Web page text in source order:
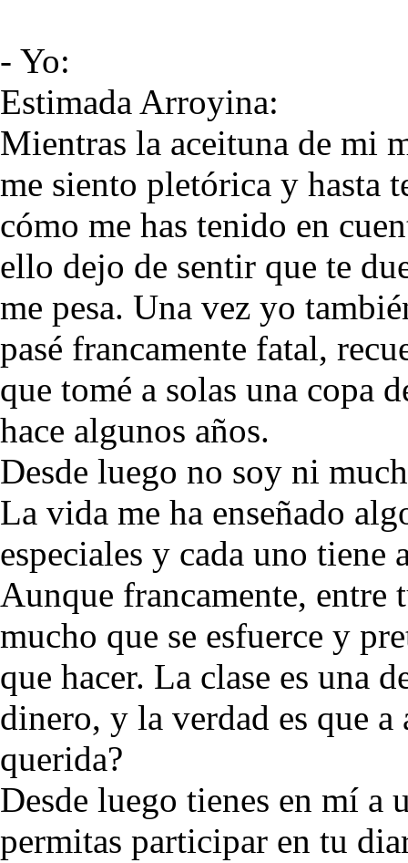
- Yo:
Estimada Arroyina:
Mientras la aceituna de mi
me siento pletórica y hasta
cómo me has tenido en
ello dejo de sentir que te
me pesa. Una vez yo
pasé francamente fatal,
que tomé a solas una copa
hace algunos años.
Desde luego no soy ni
La vida me ha enseñado
especiales y cada uno tiene
Aunque francamente,
mucho que se esfuerce y
que hacer. La clase es una
dinero, y la verdad es que a
querida?
Desde luego tienes en mí a
permitas participar en tu